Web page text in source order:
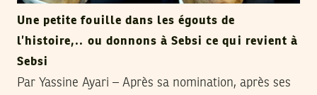
Une petite fouille dans les égouts de
l’histoire,.. ou donnons à Sebsi ce qui revient à
Sebsi
Par Yassine Ayari – Après sa nomination, après ses